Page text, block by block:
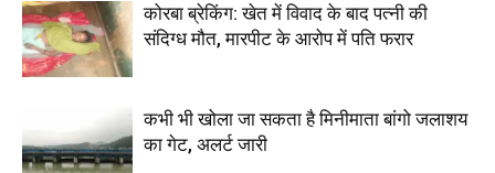
कोरबा ब्रेकिंग: खेत में विवाद के बाद पत्नी की
संदिग्ध मौत, मारपीट के आरोप में पति फरार
कभी भी खोला जा सकता है मिनीमाता बांगो जलाशय
का गेट, अलर्ट जारी